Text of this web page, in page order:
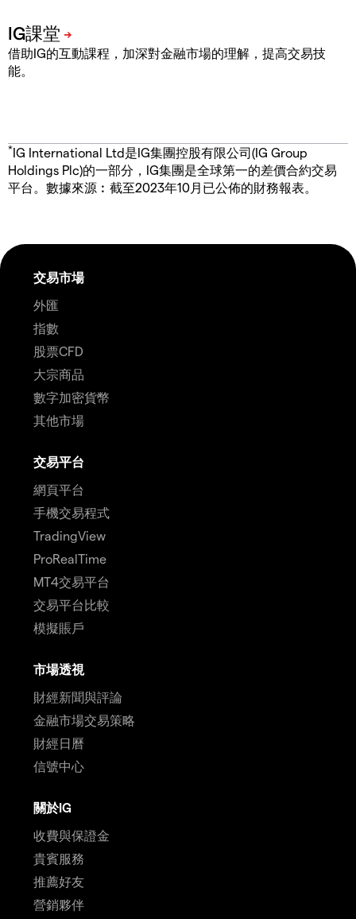
借助IG的互動課程，加深對金融市場的理解，提高交易技
能。
*IG International Ltd是IG集團控股有限公司(IG Group
Holdings Plc)的一部分，IG集團是全球第一的差價合約交易
平台。數據來源︰截至2023年10月已公佈的財務報表。
交易市場
外匯
指數
股票CFD
大宗商品
數字加密貨幣
其他市場
交易平台
網頁平台
手機交易程式
TradingView
ProRealTime
MT4交易平台
交易平台比較
模擬賬戶
市場透視
財經新聞與評論
金融市場交易策略
財經日曆
信號中心
關於IG
收費與保證金
貴賓服務
推薦好友
營銷夥伴